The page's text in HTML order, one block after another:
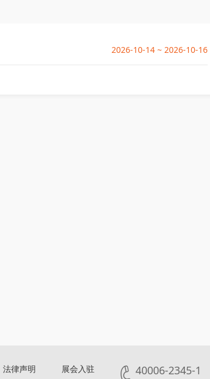
2026-10-14 ~ 2026-10-16
法律声明 展会入驻 40006-2345-1